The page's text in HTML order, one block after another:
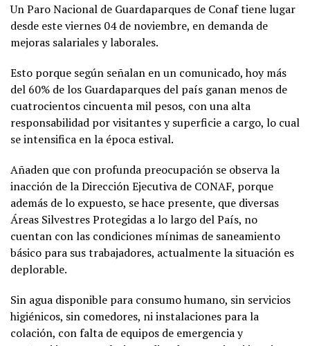
Un Paro Nacional de Guardaparques de Conaf tiene lugar
desde este viernes 04 de noviembre, en demanda de
mejoras salariales y laborales.
Esto porque según señalan en un comunicado, hoy más
del 60% de los Guardaparques del país ganan menos de
cuatrocientos cincuenta mil pesos, con una alta
responsabilidad por visitantes y superficie a cargo, lo cual
se intensifica en la época estival.
Añaden que con profunda preocupación se observa la
inacción de la Dirección Ejecutiva de CONAF, porque
además de lo expuesto, se hace presente, que diversas
Áreas Silvestres Protegidas a lo largo del País, no
cuentan con las condiciones mínimas de saneamiento
básico para sus trabajadores, actualmente la situación es
deplorable.
Sin agua disponible para consumo humano, sin servicios
higiénicos, sin comedores, ni instalaciones para la
colación, con falta de equipos de emergencia y